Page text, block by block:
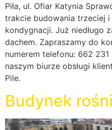
Piła, ul. Ofiar Katynia
trakcie budowania trzeciej
kondygnacji. Już niedługo
dachem. Zapraszamy do
numerem telefonu: 662
naszym biurze obsługi
Pile.
Budynek